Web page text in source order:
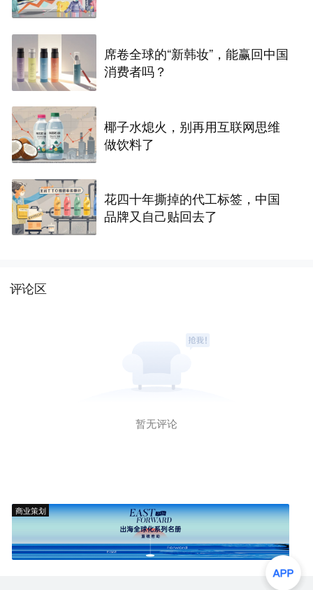
席卷全球的“新韩妆”，能赢回中国
消费者吗？
椰子水熄火，别再用互联网思维
做饮料了
花四十年撕掉的代工标签，中国
品牌又自己贴回去了
评论区
暂无评论
商业策划